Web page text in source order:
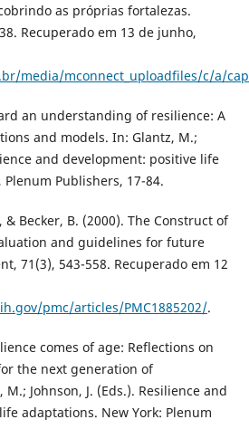
as próprias fortalezas.
Recuperado em 13 de junho,
media/mconnect_uploadfiles/c/a/
an understanding of resilience: A
and models. In: Glantz, M.;
and development: positive life
Publishers, 17-84.
& Becker, B. (2000). The Construct of
and guidelines for future
71(3), 543-558. Recuperado em 12
pmc/articles/PMC1885202/.
comes of age: Reflections on
the next generation of
Johnson, J. (Eds.). Resilience and
adaptations. New York: Plenum